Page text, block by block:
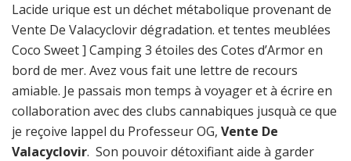
Lacide urique est un déchet métabolique provenant de
Vente De Valacyclovir dégradation. et tentes meublées
Coco Sweet ] Camping 3 étoiles des Cotes d’Armor en
bord de mer. Avez vous fait une lettre de recours
amiable. Je passais mon temps à voyager et à écrire en
collaboration avec des clubs cannabiques jusquà ce que
je reçoive lappel du Professeur OG, Vente De
Valacyclovir. Son pouvoir détoxifiant aide à garder